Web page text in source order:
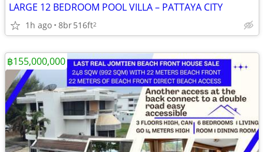
LARGE 12 BEDROOM POOL VILLA – PATTAYA CITY
1h ago 8br516ft2
฿155,000,000